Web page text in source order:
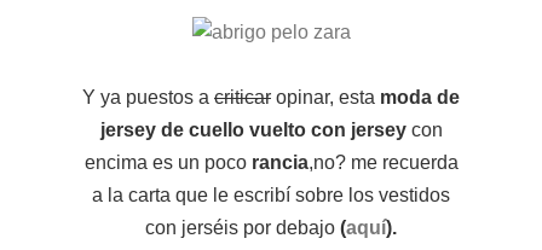
Y ya puestos a criticar opinar, esta moda de
jersey de cuello vuelto con jersey con
encima es un poco rancia,no? me recuerda
a la carta que le escribí sobre los vestidos
con jerséis por debajo (aquí).